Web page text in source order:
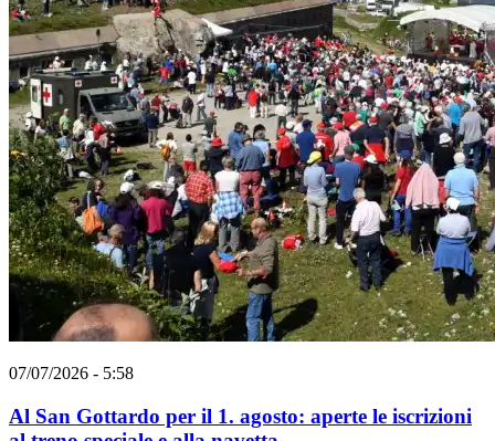
07/07/2026 - 5:58
Al San Gottardo per il 1. agosto: aperte le iscrizioni